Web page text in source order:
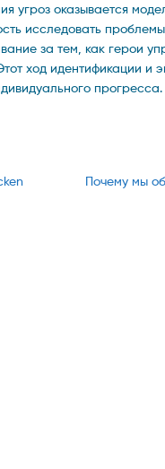
оказывается
исследовать проблемы
за тем, как герои
ход идентификации
прогресса.
Next
Почему мы